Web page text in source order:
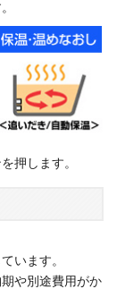
押します。
います。
や別途費用がか